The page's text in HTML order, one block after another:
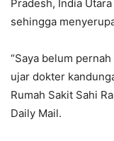
Pradesh, India
sehingga
“Saya belum
ujar dokter
Rumah Sakit Sahi
Daily Mail.